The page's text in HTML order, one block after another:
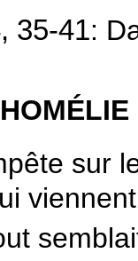
35-41:
sur le